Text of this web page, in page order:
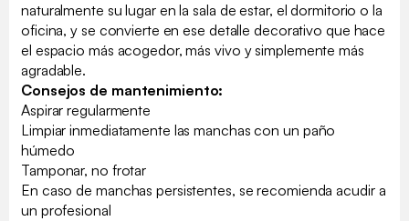
naturalmente su lugar en la sala de estar, el dormitorio o la
oficina, y se convierte en ese detalle decorativo que hace
el espacio más acogedor, más vivo y simplemente más
agradable.
Consejos de mantenimiento:
Aspirar regularmente
Limpiar inmediatamente las manchas con un paño
húmedo
Tamponar, no frotar
En caso de manchas persistentes, se recomienda acudir a
un profesional